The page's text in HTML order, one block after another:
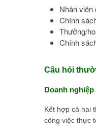
Nhân
Chính
Thưởng/
Chính
Câu hỏi
Doanh
Kết hợp cả hai
công việc thực